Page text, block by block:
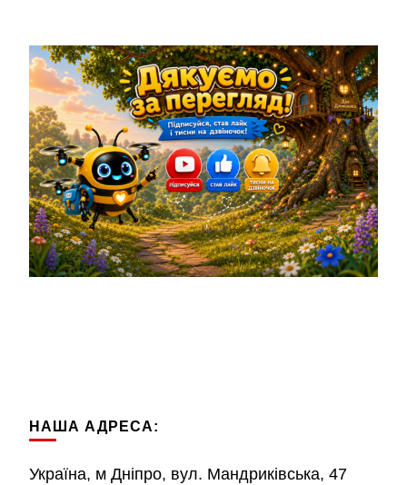
НАША АДРЕСА:
Україна, м Дніпро, вул. Мандриківська, 47